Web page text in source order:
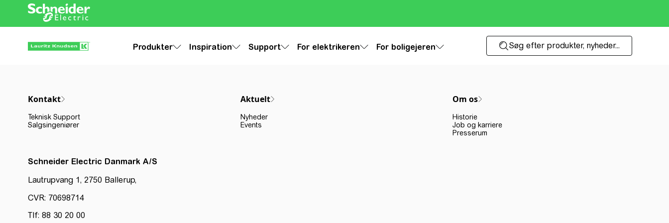
Produkter Inspiration Support For elektrikeren For boligejeren Søg efter produkter, nyheder...
Kontakt
Teknisk Support
Salgsingeniører
Aktuelt
Nyheder
Events
Om os
Historie
Job og karriere
Presserum
Schneider Electric Danmark A/S
Lautrupvang 1, 2750 Ballerup,
CVR: 70698714
Tlf: 88 30 20 00